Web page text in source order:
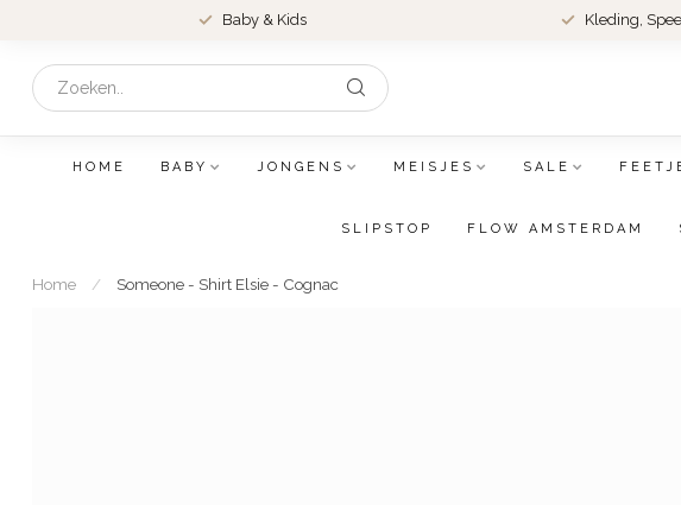
Baby & Kids Kleding,
HOME BABY JONGENS MEISJES SALE
SLIPSTOP FLOW AMSTERDAM
Home / Someone - Shirt Elsie - Cognac